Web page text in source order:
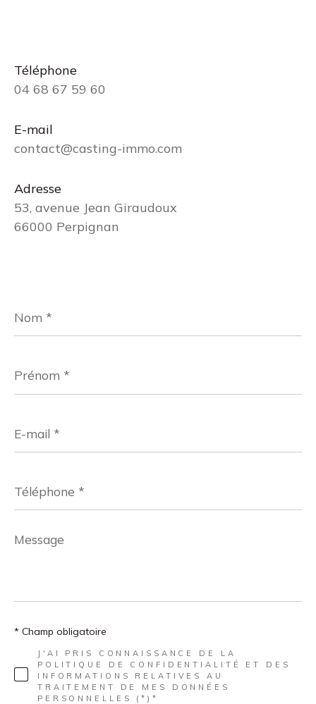
Téléphone
04 68 67 59 60
E-mail
contact@casting-immo.com
Adresse
53, avenue Jean Giraudoux
66000 Perpignan
*
*
mail
*
*
Message
*
J'AI PRIS CONNAISSANCE DE LA
POLITIQUE DE CONFIDENTIALITÉ ET DES
INFORMATIONS RELATIVES AU
TRAITEMENT DE MES DONNÉES
PERSONNELLES (*)*
* Champ obligatoire